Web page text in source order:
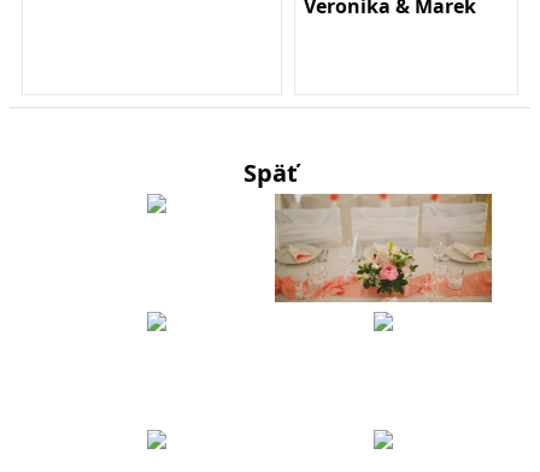
Veronika & Marek
Späť